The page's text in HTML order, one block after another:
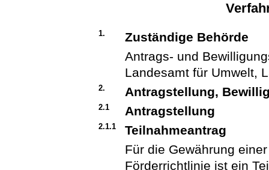
1.
Zuständige Behörde
Antrags- und
Landesamt für Umwelt,
2. Antragstellung,
2.1 Antragstellung
2.1.1
Teilnahmeantrag
Für die Gewährung
Förderrichtlinie ist ein